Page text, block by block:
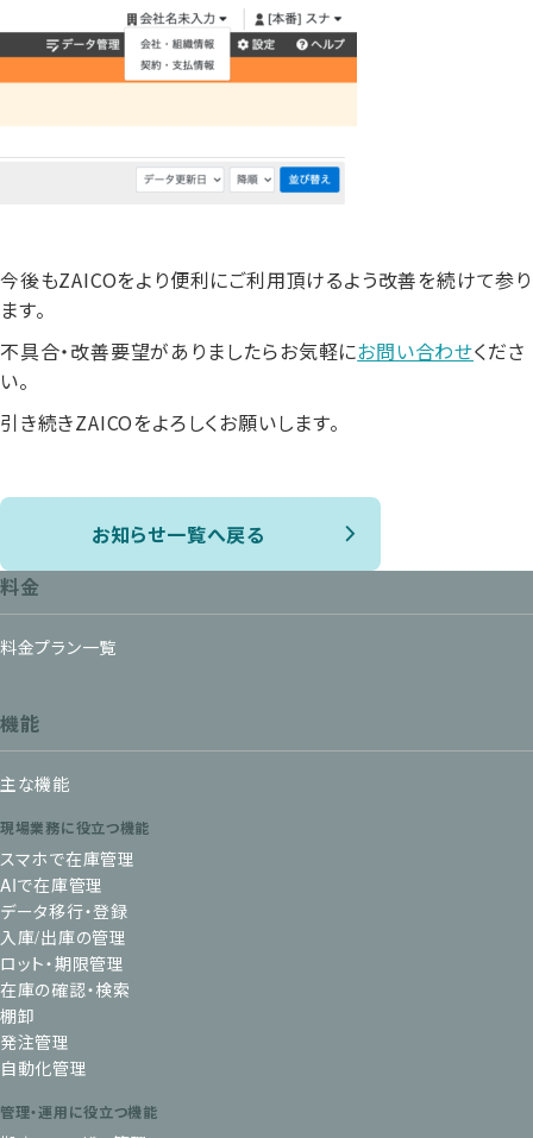
今後もZAICOをより便利にご利用頂けるよう改善を続けて参り
ます。
不具合・改善要望がありましたらお気軽にお問い合わせくださ
い。
引き続きZAICOをよろしくお願いします。
お知らせ一覧へ戻る
料金
料金プラン一覧
機能
主な機能
現場業務に役立つ機能
スマホで在庫管理
AIで在庫管理
データ移行・登録
入庫/出庫の管理
ロット・期限管理
在庫の確認・検索
棚卸
発注管理
自動化管理
管理・運用に役立つ機能